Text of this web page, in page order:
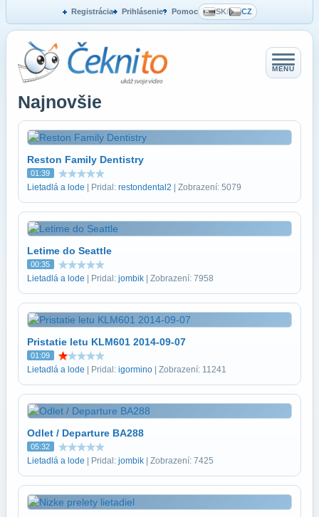
Registrácia Prihlásenie Pomoc SK/ CZ
MENU
Najnovšie
Reston Family Dentistry
01:39
Lietadlá a lode | Pridal: restondental2 | Zobrazení: 5079
Letime do Seattle
00:35
Lietadlá a lode | Pridal: jombik | Zobrazení: 7958
Pristatie letu KLM601 2014-09-07
01:09
Lietadlá a lode | Pridal: igormino | Zobrazení: 11241
Odlet / Departure BA288
05:32
Lietadlá a lode | Pridal: jombik | Zobrazení: 7425